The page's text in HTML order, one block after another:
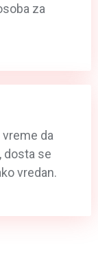
za
da
dosta se
vredan.